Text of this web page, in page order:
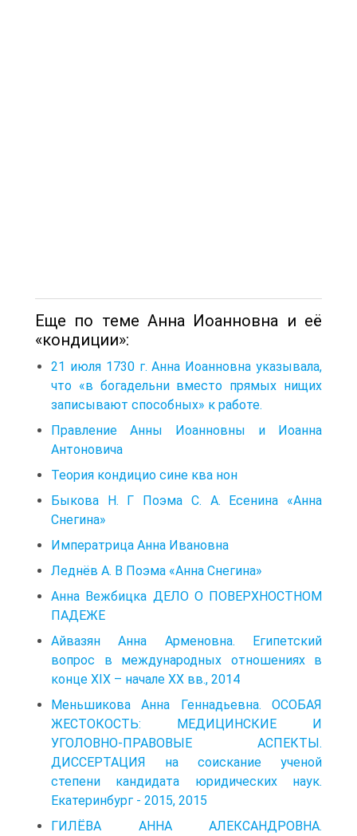
Еще по теме Анна Иоанновна и её
«кондиции»:
21 июля 1730 г. Анна Иоанновна указывала,
что «в богадельни вместо прямых нищих
записывают способных» к работе.
Правление Анны Иоанновны и Иоанна
Антоновича
Теория кондицио сине ква нон
Быкова Н. Г Поэма С. А. Есенина «Анна
Снегина»
Императрица Анна Ивановна
Леднёв А. В Поэма «Анна Снегина»
Анна Вежбицка ДЕЛО О ПОВЕРХНОСТНОМ
ПАДЕЖЕ
Айвазян Анна Арменовна. Египетский
вопрос в международных отношениях в
конце XIX – начале XX вв., 2014
Меньшикова Анна Геннадьевна. ОСОБАЯ
ЖЕСТОКОСТЬ: МЕДИЦИНСКИЕ И
УГОЛОВНО-ПРАВОВЫЕ АСПЕКТЫ.
ДИССЕРТАЦИЯ на соискание ученой
степени кандидата юридических наук.
Екатеринбург - 2015, 2015
ГИЛЁВА АННА АЛЕКСАНДРОВНА.